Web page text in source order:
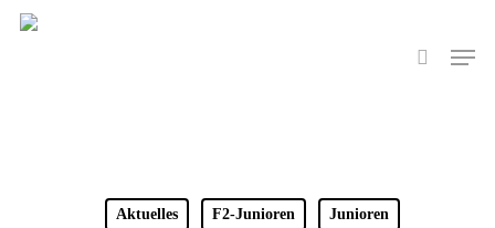
Skip
search
Menu
Aktuelles F2-Junioren Junioren